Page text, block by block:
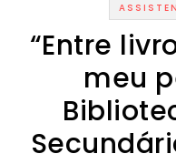
“Entre
meu